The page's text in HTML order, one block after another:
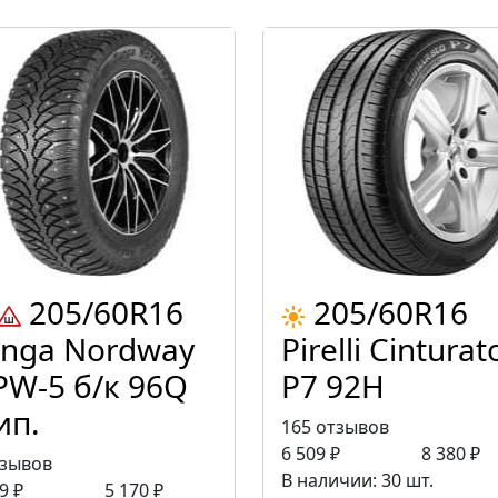
205/60R16
Nordway
5 б/к 96Q
₽
5 170 ₽
205/60R16
Pirelli
P7 92H
165 отзывов
6 509 ₽
8 380 ₽
В наличии: 30 шт.